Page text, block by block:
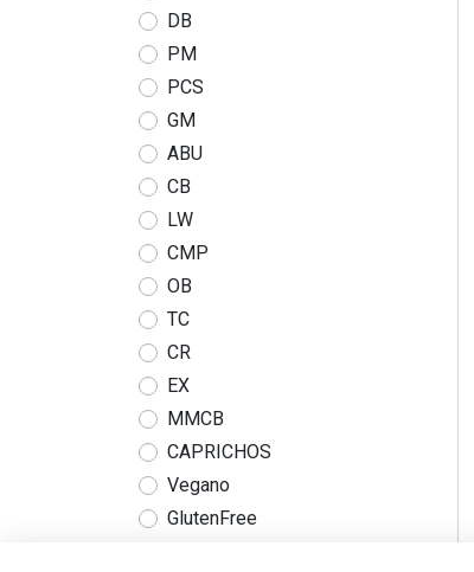
DB
PM
PCS
GM
ABU
CB
LW
CMP
OB
TC
CR
EX
MMCB
CAPRICHOS
Vegano
GlutenFree